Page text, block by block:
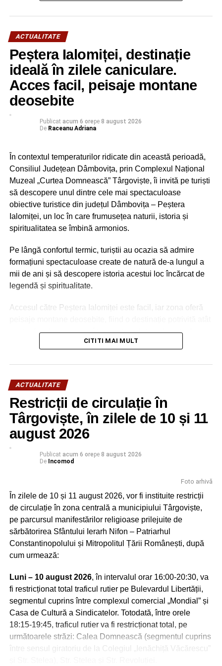
ACTUALITATE
Peștera Ialomiței, destinație
ideală în zilele caniculare.
Acces facil, peisaje montane
deosebite
Publicat acum 6 orepe 8 august 2026
De Raceanu Adriana
În contextul temperaturilor ridicate din această perioadă,
Consiliul Județean Dâmbovița, prin Complexul Național
Muzeal „Curtea Domnească” Târgoviște, îi invită pe turiști
să descopere unul dintre cele mai spectaculoase
obiective turistice din județul Dâmbovița – Peștera
Ialomiței, un loc în care frumusețea naturii, istoria și
spiritualitatea se îmbină armonios.
Pe lângă confortul termic, turiștii au ocazia să admire
formațiuni spectaculoase create de natură de-a lungul a
mii de ani și să descopere istoria acestui loc încărcat de
legendă și spiritualitate.
Accesul către Peștera Ialomiței este facil, iar zona oferă
pentru familii cu copii, cât și pentru iubitorii de natură,
drumeție și patrimoniu.
Peştera Ialomiţei este situată în localitatea Moroeni,
judetul Dâmboviţa, pe versantul drept al Cheilor Ialomiţei,
la o altitudine de 1.660 m, scobită în calcarele jurasice ale
Muntelui Bătrâna. Numele acesteia vine de la râul
Ialomiţa, care izvorăşte la 10 km distanţă din circul glaciar
numit Obârşia Ialomiţei, situată sub Vârful Găvanele
(2.479 m), aflat la 600 m de Vârful Omu şi la o distanţă
mai mică de Vârful Ocolit, numit şi Bucura Dumbravă.
Încărcătura deosebită a acestor locuri i-a atras de-a lungul
timpului atât pe daci, cât şi pe primii creştini, călugării,
care se aflau în căutarea însingurării şi a unui loc de
rugăciune departe de zgomotul lumii. Se spune că în
CITITI MAI MULT
ACTUALITATE
Restricții de circulație în
Târgoviște, în zilele de 10 și 11
august 2026
Publicat acum 6 orepe 8 august 2026
De Incomod
Foto arhivă
În zilele de 10 și 11 august 2026, vor fi instituite restricții
de circulație în zona centrală a municipiului Târgoviște,
pe parcursul manifestărilor religioase prilejuite de
sărbătorirea Sfântului Ierarh Nifon – Patriarhul
Constantinopolului și Mitropolitul Țării Românești, după
cum urmează:
Luni – 10 august 2026, în intervalul orar 16:00-20:30, va
fi restricționat total traficul rutier pe Bulevardul Libertății,
segmentul cuprins între complexul comercial „Mondial” și
Casa de Cultură a Sindicatelor. Totodată, între orele
18:15-19:45, traficul rutier va fi restricționat total, pe
următoarele străzi: Calea Domnească (segmentul cuprins
între sensul giratoriu de la Colegiul „Ienăchiță Văcărescu”